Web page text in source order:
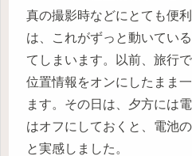
真の撮影時などにとても便
は、これがずっと動いてい
てしまいます。以前、旅行
位置情報をオンにしたまま
ます。その日は、夕方には
はオフにしておくと、電池
と実感しました。